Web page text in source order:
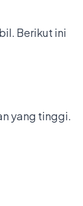
Berikut ini
yang tinggi.